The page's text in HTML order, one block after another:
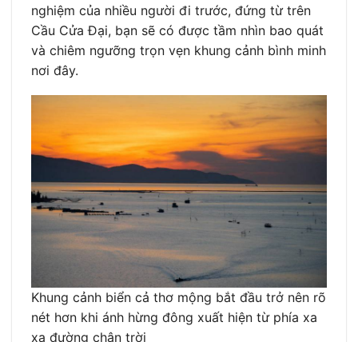
nghiệm của nhiều người đi trước, đứng từ trên
Cầu Cửa Đại, bạn sẽ có được tầm nhìn bao quát
và chiêm ngưỡng trọn vẹn khung cảnh bình minh
nơi đây.
Khung cảnh biển cả thơ mộng bắt đầu trở nên rõ
nét hơn khi ánh hừng đông xuất hiện từ phía xa
xa đường chân trời